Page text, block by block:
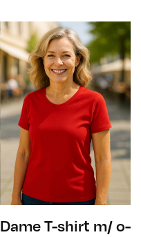
Dame T-shirt m/ o-